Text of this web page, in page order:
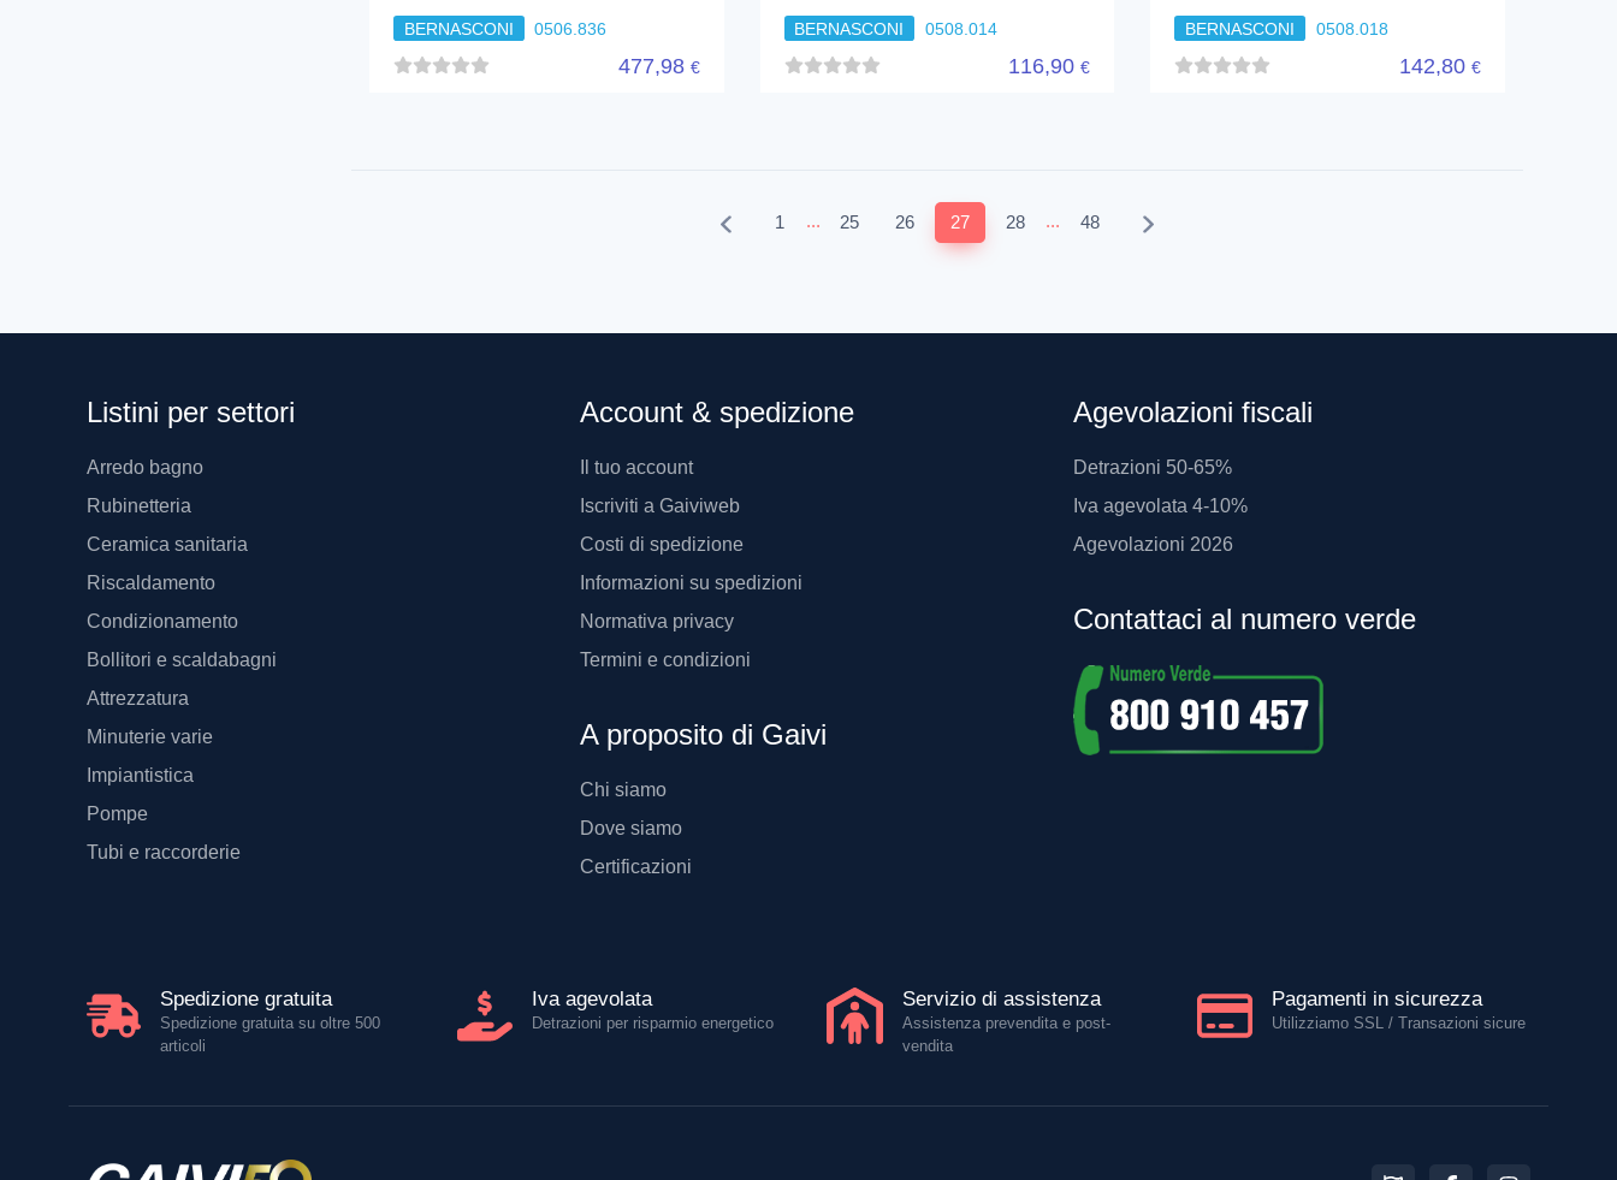
BERNASCONI 0506.836
477,98 €
BERNASCONI 0508.014
116,90€
BERNASCONI 0508.018
142,80 €
1 ... 25 26 27 28 ... 48
Listini per settori
Arredo bagno
Rubinetteria
Ceramica sanitaria
Riscaldamento
Condizionamento
Bollitori e scaldabagni
Attrezzatura
Minuterie varie
Impiantistica
Pompe
Tubi e raccorderie
Account & spedizione
Il tuo account
Iscriviti a Gaiviweb
Costi di spedizione
Informazioni su spedizioni
Normativa privacy
Termini e condizioni
A proposito di Gaivi
Chi siamo
Dove siamo
Certificazioni
Agevolazioni fiscali
Detrazioni 50-65%
Iva agevolata 4-10%
Agevolazioni 2026
Contattaci al numero verde
Spedizione gratuita
Spedizione gratuita su oltre 500
articoli
Iva agevolata
Detrazioni per risparmio energetico
Servizio di assistenza
Assistenza prevendita e post-
vendita
Pagamenti in sicurezza
Utilizziamo SSL / Transazioni sicure